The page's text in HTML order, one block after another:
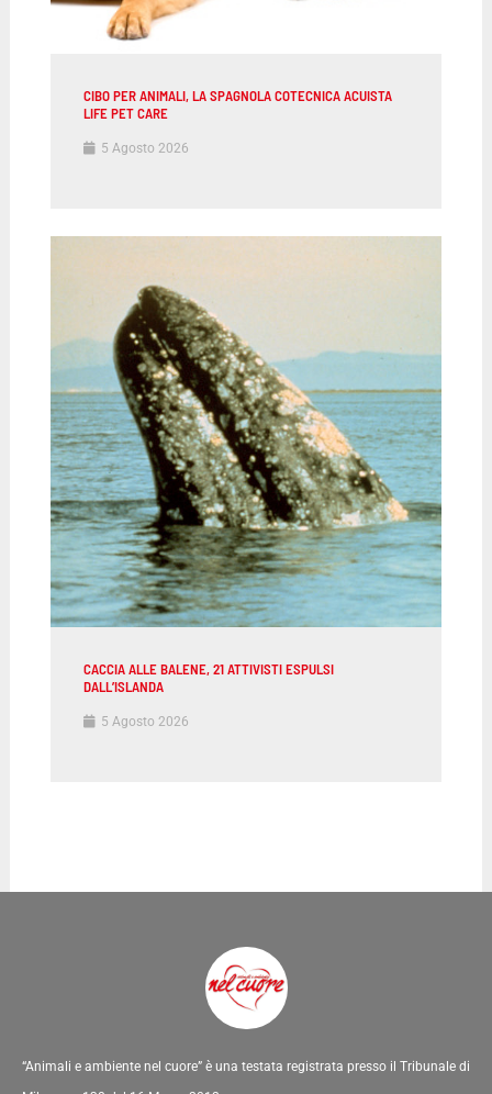
CIBO PER ANIMALI, LA SPAGNOLA COTECNICA ACUISTA
LIFE PET CARE
5 Agosto 2026
CACCIA ALLE BALENE, 21 ATTIVISTI ESPULSI
DALL’ISLANDA
5 Agosto 2026
“Animali e ambiente nel cuore” è una testata registrata presso il Tribunale di